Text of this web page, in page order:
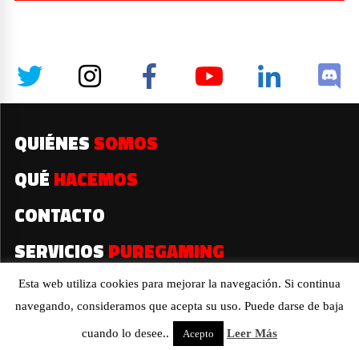
QUIÉNES SOMOS
QUÉ HACEMOS
CONTACTO
SERVICIOS PUREGAMING
2019© Todos los derechos reservados
Esta web utiliza cookies para mejorar la navegación. Si continua
navegando, consideramos que acepta su uso. Puede darse de baja
cuando lo desee.. Acepto Leer Más